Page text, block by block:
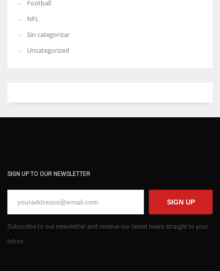
Football
NFL
Sin categorizar
Uncategorized
SIGN UP TO OUR NEWSLETTER
SIGN UP
Subscribe to our newsletter and receive our latest news straight to your
inbox.